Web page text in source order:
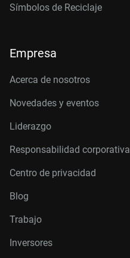
Símbolos de Reciclaje
Empresa
Acerca de nosotros
Novedades y eventos
Liderazgo
Responsabilidad corporativa
Centro de privacidad
Blog
Trabajo
Inversores